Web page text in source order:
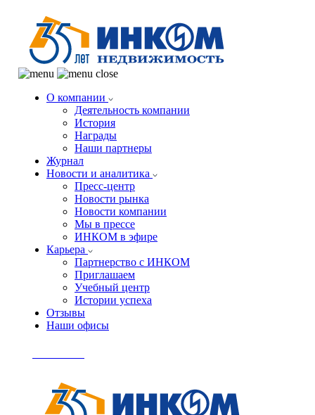
О компании
Деятельность компании
История
Награды
Наши партнеры
Журнал
Новости и аналитика
Пресс-центр
Новости рынка
Новости компании
Мы в прессе
ИНКОМ в эфире
Карьера
Партнерство с ИНКОМ
Приглашаем
Учебный центр
Истории успеха
Отзывы
Наши офисы